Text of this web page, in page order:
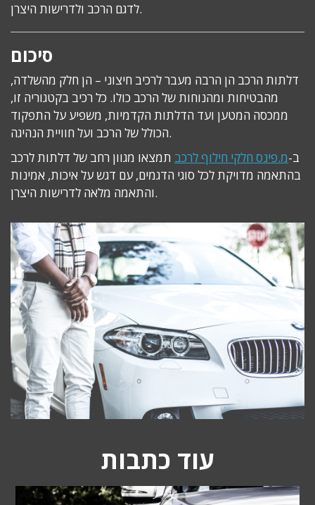
לדגם הרכב ולדרישות היצרן.
סיכום
דלתות הרכב הן הרבה מעבר לרכיב חיצוני – הן חלק מהשלדה,
מהבטיחות ומהנוחות של הרכב כולו. כל רכיב בקטגוריה זו,
ממכסה המטען ועד הדלתות הקדמיות, משפיע על התפקוד
הכולל של הרכב ועל חוויית הנהיגה.
ב-מ.פינס חלקי חילוף לרכב תמצאו מגוון רחב של דלתות לרכב
בהתאמה מדויקת לכל סוגי הדגמים, עם דגש על איכות, אמינות
והתאמה מלאה לדרישות היצרן.
עוד כתבות